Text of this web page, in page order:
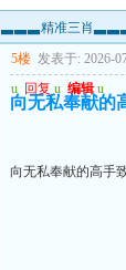
▃▃▃精准三肖
5楼 发表于: 2026-
u 回复 u 编辑 u
向无私奉献的
向无私奉献的高手